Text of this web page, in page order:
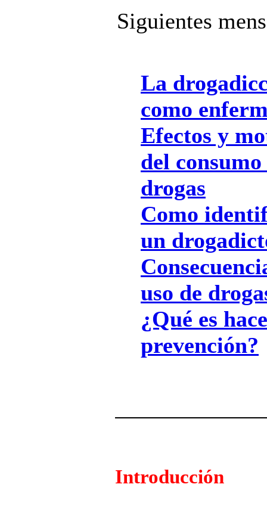
Siguientes
La
como
Efectos y
del consumo
drogas
Como
un
uso de
¿Qué es
prevención?
Introducción